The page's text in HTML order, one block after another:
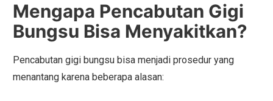
Mengapa Pencabutan Gigi
Bungsu Bisa Menyakitkan?
Pencabutan gigi bungsu bisa menjadi prosedur yang
menantang karena beberapa alasan: